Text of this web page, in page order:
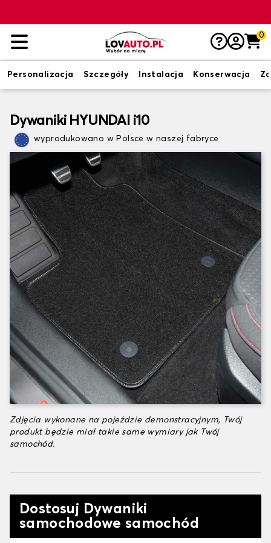
0
Personalizacja Szczegóły Instalacja Konserwacja
Dywaniki HYUNDAI i10
wyprodukowano w Polsce w naszej fabryce
Zdjęcia wykonane na pojeździe demonstracyjnym, Twój
produkt będzie miał takie same wymiary jak Twój
samochód.
Dostosuj Dywaniki
samochodowe samochód